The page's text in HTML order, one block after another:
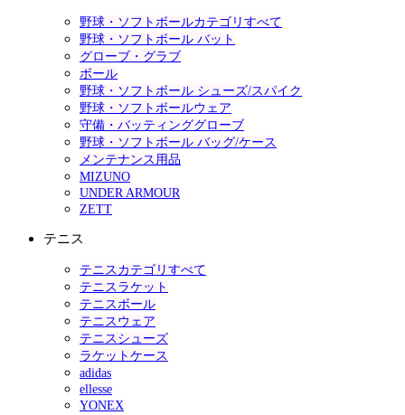
野球・ソフトボールカテゴリすべて
野球・ソフトボール バット
グローブ・グラブ
ボール
野球・ソフトボール シューズ/スパイク
野球・ソフトボールウェア
守備・バッティンググローブ
野球・ソフトボール バッグ/ケース
メンテナンス用品
MIZUNO
UNDER ARMOUR
ZETT
テニス
テニスカテゴリすべて
テニスラケット
テニスボール
テニスウェア
テニスシューズ
ラケットケース
adidas
ellesse
YONEX